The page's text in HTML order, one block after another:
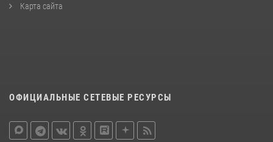
Карта сайта
ОФИЦИАЛЬНЫЕ СЕТЕВЫЕ РЕСУРСЫ